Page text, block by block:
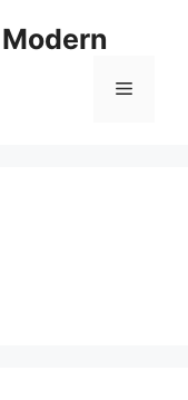
Menu